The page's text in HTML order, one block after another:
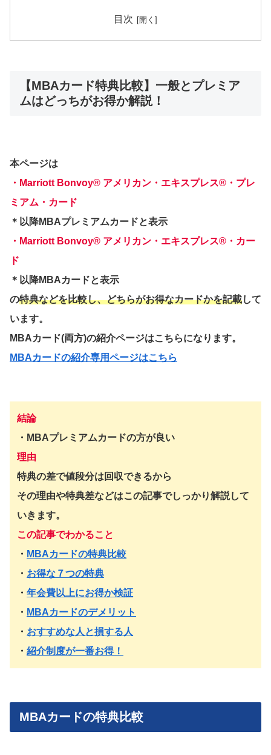
目次
【MBAカード特典比較】一般とプレミア
ムはどっちがお得か解説！
本ページは
・Marriott Bonvoy® アメリカン・エキスプレス®・プレ
ミアム・カード
＊以降MBAプレミアムカードと表示
・Marriott Bonvoy® アメリカン・エキスプレス®・カー
ド
＊以降MBAカードと表示
の特典などを比較し、どちらがお得なカードかを記載して
います。
MBAカード(両方)の紹介ページはこちらになります。
MBAカードの紹介専用ページはこちら
結論
・MBAプレミアムカードの方が良い
理由
特典の差で値段分は回収できるから
その理由や特典差などはこの記事でしっかり解説して
いきます。
この記事でわかること
・ MBAカードの特典比較
・ お得な７つの特典
・ 年会費以上にお得か検証
・ MBAカードのデメリット
・ おすすめな人と損する人
・ 紹介制度が一番お得！
MBAカードの特典比較